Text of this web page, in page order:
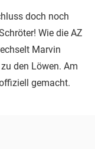
doch noch
Wie die AZ
Marvin
den Löwen. Am
gemacht.